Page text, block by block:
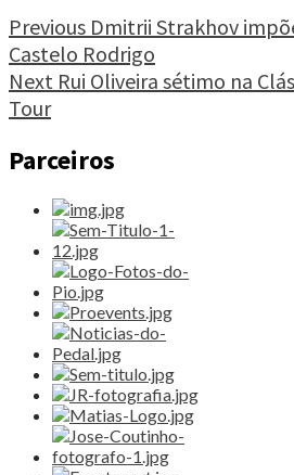
invade
Centro
Histórico
Amarante"
Continue
Reading
Previous Dmitrii Strakhov
Castelo Rodrigo
Next Rui Oliveira sétimo na
Tour
Parceiros